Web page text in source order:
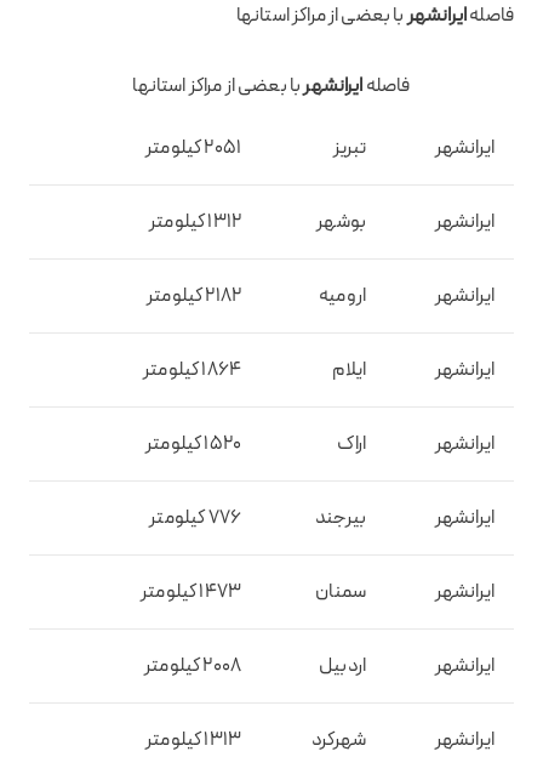
فاصلهایرانشهربا بعضی از مراکز استانها
فاصلهایرانشهربا بعضی از مراکز استانها
ایرانشهر تبریز 2051 کیلومتر
ایرانشهر بوشهر 1312 کیلومتر
ایرانشهر ارومیه 2182 کیلومتر
ایرانشهر ایلام 1864 کیلومتر
ایرانشهر اراک 1520 کیلومتر
ایرانشهر بیرجند 776 کیلومتر
ایرانشهر سمنان 1473 کیلومتر
ایرانشهر اردبیل 2008 کیلومتر
ایرانشهر شهرکرد 1313 کیلومتر